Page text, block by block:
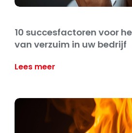
10 succesfactoren voor
van verzuim in uw bedrijf
Lees meer